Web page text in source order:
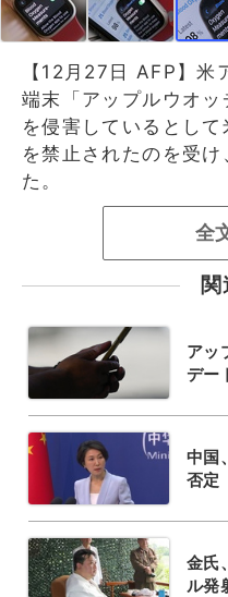
【12月27日 AFP】
端末「アップルウオ
を侵害しているとし
を禁止されたのを受
た。
全
関
アッ
デー
中国
否定
金氏
ル発